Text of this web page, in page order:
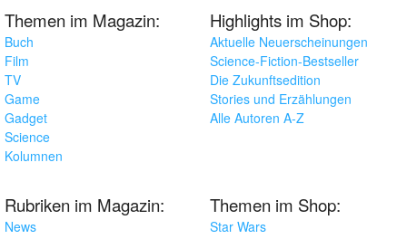
Themen im Magazin:
Buch
Film
TV
Game
Gadget
Science
Kolumnen
Highlights im Shop:
Aktuelle Neuerscheinungen
Science-Fiction-Bestseller
Die Zukunftsedition
Stories und Erzählungen
Alle Autoren A-Z
Rubriken im Magazin:
News
Themen im Shop:
Star Wars